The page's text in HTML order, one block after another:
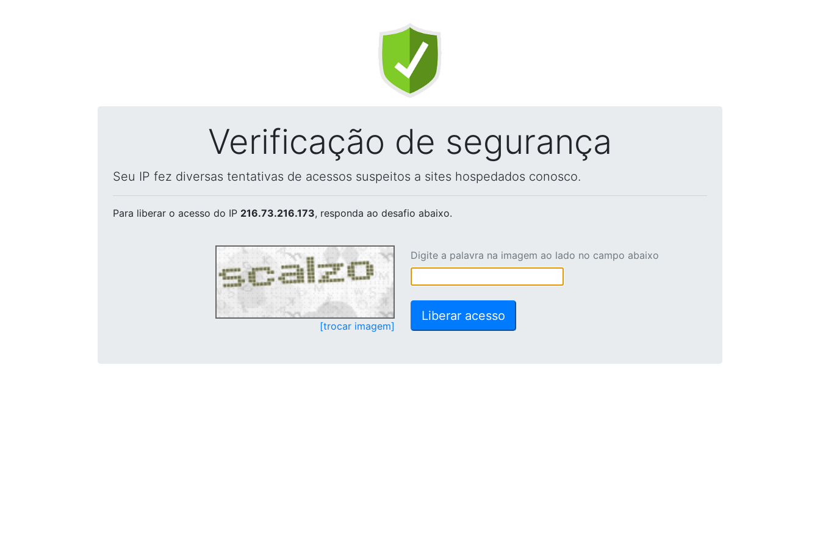
Verificação de segurança
Seu IP fez diversas tentativas de acessos suspeitos a sites hospedados conosco.
Para liberar o acesso do IP 216.73.216.173, responda ao desafio abaixo.
[trocar imagem]
Digite a palavra na imagem ao lado no campo abaixo